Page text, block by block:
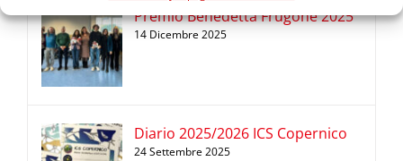
Premio Benedetta Frugone 2025
14 Dicembre 2025
Diario 2025/2026 ICS Copernico
24 Settembre 2025